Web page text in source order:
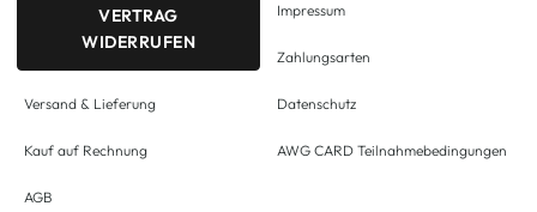
VERTRAG
WIDERRUFEN
Versand & Lieferung
Kauf auf Rechnung
AGB
Impressum
Zahlungsarten
Datenschutz
AWG CARD Teilnahmebedingungen